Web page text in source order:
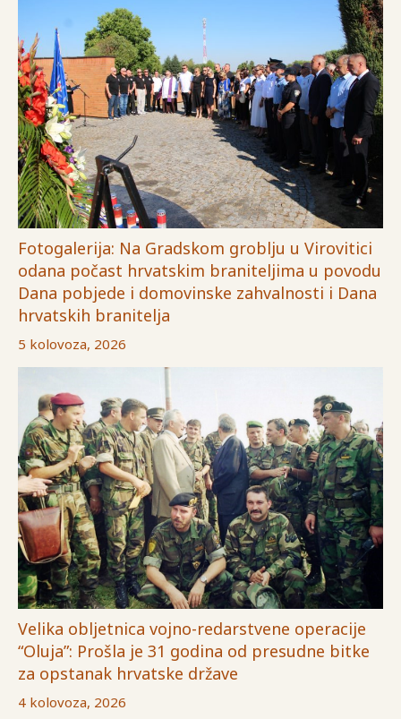
Fotogalerija: Na Gradskom groblju u Virovitici
odana počast hrvatskim braniteljima u povodu
Dana pobjede i domovinske zahvalnosti i Dana
hrvatskih branitelja
5 kolovoza, 2026
Velika obljetnica vojno-redarstvene operacije
“Oluja”: Prošla je 31 godina od presudne bitke
za opstanak hrvatske države
4 kolovoza, 2026